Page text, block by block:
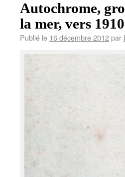
Autochrome,
la mer, vers
Publié le 16 décembre 2012par